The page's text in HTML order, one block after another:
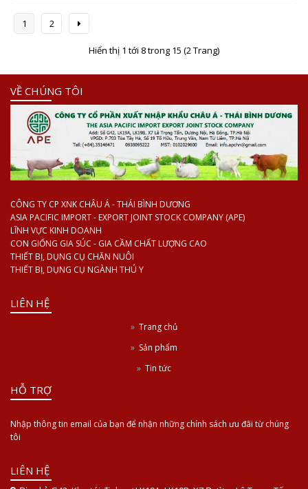
1 2
Hiển thị 1 tới 8 trong 15 (2 Trang)
VỀ CHÚNG TÔI
CÔNG TY CP XNK CHÂU Á - THÁI BÌNH DƯƠNG
ASIA PACIFIC IMPORT - EXPORT JOINT STOCK COMPANY (APE)
LĨNH VỰC KINH DOANH
CON GIỐNG GIA SÚC - GIA CẦM CHẤT LƯỢNG CAO
THIẾT BỊ, DỤNG CỤ CHĂN NUÔI
THIẾT BỊ, DỤNG CỤ NGÀNH THÚ Y
LIÊN HỆ
Trang chủ
Sản phẩm
Tin tức
HỖ TRỢ
Nhập thông tin email của bạn để nhận những chính sách ưu đãi từ chúng
tôi
LIÊN HỆ